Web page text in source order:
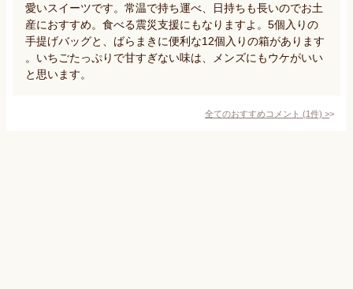
愛いスイーツです。常温で持ち運べ、日持ちも長いのでお土
産におすすめ。食べる震災支援にもなりますよ。5個入りの
手提げバッグと、ばらまきに便利な12個入りの箱があります
。いちごたっぷりで甘すぎない味は、メンズにもウケがいい
と思います。
全てのおすすめコメント (1件) >